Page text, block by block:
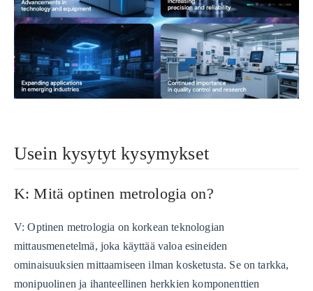
Usein kysytyt kysymykset
K: Mitä optinen metrologia on?
V: Optinen metrologia on korkean teknologian
mittausmenetelmä, joka käyttää valoa esineiden
ominaisuuksien mittaamiseen ilman kosketusta. Se on tarkka,
monipuolinen ja ihanteellinen herkkien komponenttien